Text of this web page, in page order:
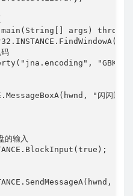
args) throws
"GBK");
"闪闪闪
输入